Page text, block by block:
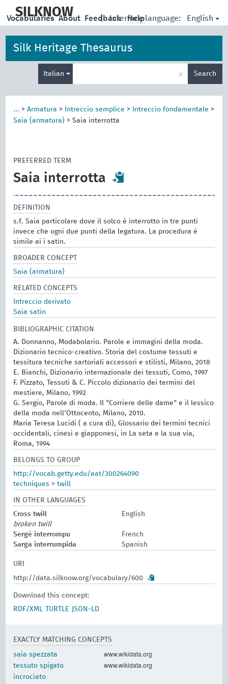
main
SILKNOW | Interface language: English
Vocabularies About Feedback Help
Silk Heritage Thesaurus
Italian × Search
... >Armatura > Intreccio semplice > Intreccio fondamentale >
Saia (armatura) >Saia interrotta
PREFERRED TERM
Saia interrotta
DEFINITION
s.f. Saia particolare dove il solco è interrotto in tre punti
invece che ogni due punti della legatura. La procedura è
simile ai i satin.
BROADER CONCEPT
Saia (armatura)
RELATED CONCEPTS
Intreccio derivato
Saia satin
BIBLIOGRAPHIC CITATION
A. Donnanno, Modabolario. Parole e immagini della moda.
Dizionario tecnico-creativo. Storia del costume tessuti e
tessitura tecniche sartoriali accessori e stilisti, Milano, 2018
E. Bianchi, Dizionario internazionale dei tessuti, Como, 1997
F. Pizzato, Tessuti & C. Piccolo dizionario dei termini del
mestiere, Milano, 1992
G. Sergio, Parole di moda. Il "Corriere delle dame" e il lessico
della moda nell'Ottocento, Milano, 2010.
Maria Teresa Lucidi ( a cura di), Glossario dei termini tecnici
occidentali, cinesi e giapponesi, in La seta e la sua via,
Roma, 1994
BELONGS TO GROUP
http://vocab.getty.edu/aat/300264090
techniques >twill
IN OTHER LANGUAGES
Cross twill
English
broken twill
Sergé interrompu
French
Sarga interrumpida
Spanish
URI
http://data.silknow.org/vocabulary/600
Download this concept:
RDF/XML
TURTLE JSON-LD
EXACTLY MATCHING CONCEPTS
saia spezzata www.wikidata.org
tessuto spigato
incrociato
www.wikidata.org